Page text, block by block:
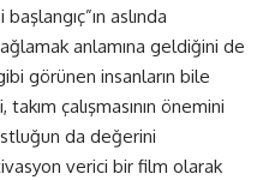
aslında
anlamına geldiğini de
görünen insanların bile
çalışmasının önemini
da değerini
verici bir film olarak